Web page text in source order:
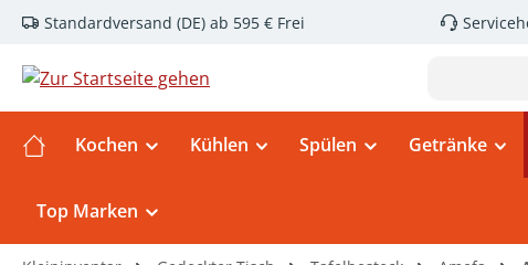
Hauptinhalt springen
Zur Suche springen
Zur Hauptnavigation springen
Standardversand (DE) ab 595 € Frei
Kochen Kühlen Spülen Getränke
Top Marken